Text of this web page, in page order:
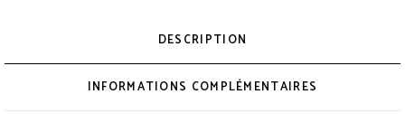
DESCRIPTION
INFORMATIONS COMPLÉMENTAIRES